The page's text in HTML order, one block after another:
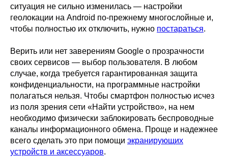
ситуация не сильно изменилась — настройки
геолокации на Android по-прежнему многослойные и,
чтобы полностью их отключить, нужно постараться.
Верить или нет заверениям Google о прозрачности
своих сервисов — выбор пользователя. В любом
случае, когда требуется гарантированная защита
конфиденциальности, на программные настройки
полагаться нельзя. Чтобы смартфон полностью исчез
из поля зрения сети «Найти устройство», на нем
необходимо физически заблокировать беспроводные
каналы информационного обмена. Проще и надежнее
всего сделать это при помощи экранирующих
устройств и аксессуаров.